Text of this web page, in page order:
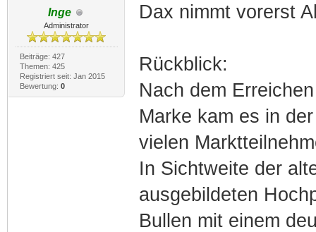
Inge
Administrator
Beiträge: 427
Themen: 425
Registriert seit: Jan 2015
Bewertung: 0
Dax nimmt vorerst
Rückblick:
Nach dem
Marke kam es in
vielen
In Sichtweite der
ausgebildeten
Bullen mit einem